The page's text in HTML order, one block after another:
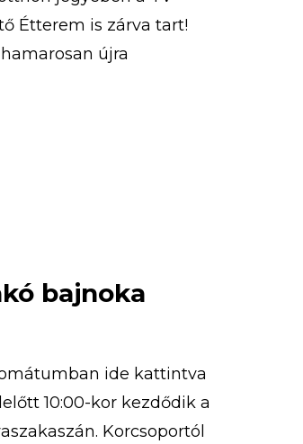
Étterem is zárva tart!
újra
bajnoka
ide kattintva
10:00-kor kezdődik a
Korcsoportól